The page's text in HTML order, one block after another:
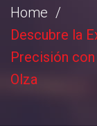
Home
Descubre la
Precisión
Olza